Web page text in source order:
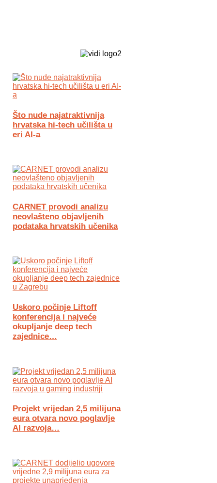
Što nude najatraktivnija
hrvatska hi-tech učilišta u
eri AI-a
CARNET provodi analizu
neovlašteno objavljenih
podataka hrvatskih učenika
Uskoro počinje Liftoff
konferencija i najveće
okupljanje deep tech
zajednice…
Projekt vrijedan 2,5 milijuna
eura otvara novo poglavlje
AI razvoja…